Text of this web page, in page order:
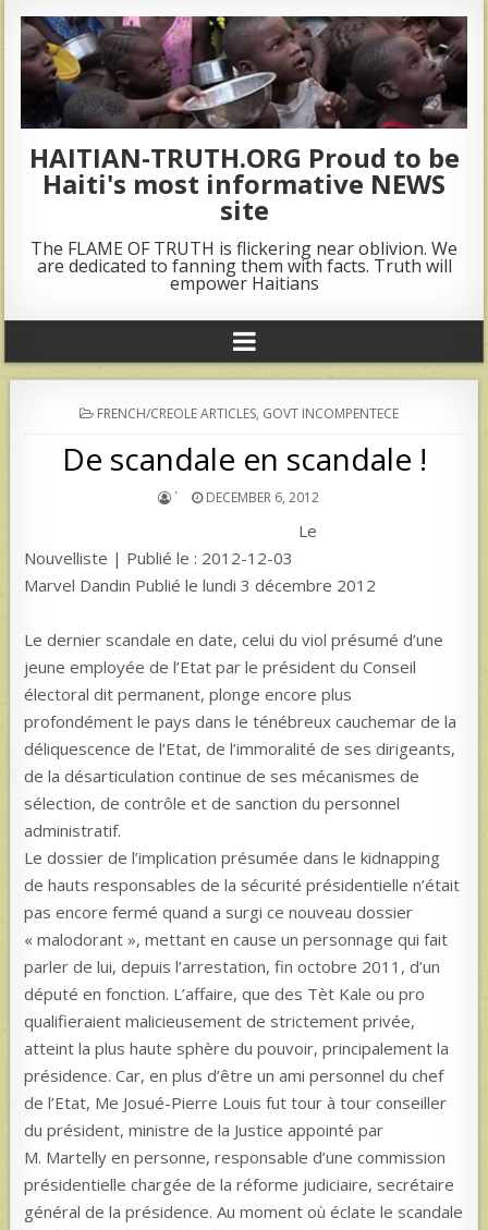
HAITIAN-TRUTH.ORG Proud to be
Haiti's most informative NEWS
site
The FLAME OF TRUTH is flickering near oblivion. We
are dedicated to fanning them with facts. Truth will
empower Haitians
POSTED
IN
FRENCH/CREOLE ARTICLES, GOVT INCOMPENTECE
De scandale en scandale !
` DECEMBER 6, 2012
Le
Nouvelliste | Publié le : 2012-12-03
Marvel Dandin Publié le lundi 3 décembre 2012
Le dernier scandale en date, celui du viol présumé d’une
jeune employée de l’Etat par le président du Conseil
électoral dit permanent, plonge encore plus
profondément le pays dans le ténébreux cauchemar de la
déliquescence de l’Etat, de l’immoralité de ses dirigeants,
de la désarticulation continue de ses mécanismes de
sélection, de contrôle et de sanction du personnel
administratif.
Le dossier de l’implication présumée dans le kidnapping
de hauts responsables de la sécurité présidentielle n’était
pas encore fermé quand a surgi ce nouveau dossier
« malodorant », mettant en cause un personnage qui fait
parler de lui, depuis l’arrestation, fin octobre 2011, d’un
député en fonction. L’affaire, que des Tèt Kale ou pro
qualifieraient malicieusement de strictement privée,
atteint la plus haute sphère du pouvoir, principalement la
présidence. Car, en plus d’être un ami personnel du chef
de l’Etat, Me Josué-Pierre Louis fut tour à tour conseiller
du président, ministre de la Justice appointé par
M. Martelly en personne, responsable d’une commission
présidentielle chargée de la réforme judiciaire, secrétaire
général de la présidence. Au moment où éclate le scandale